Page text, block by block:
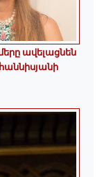
ավելացնեն